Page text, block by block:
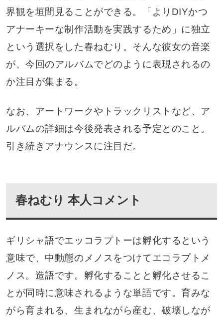
界観を垣間見ることができる。「よりDIYかつ
アナーキーな制作活動を実践するため」に独立
という選択をした春ねむり。そんな彼女の音楽
が、今回のアルバムでどのように表現されるの
か注目が集まる。
なお、アートワークやトラックリストなど、ア
ルバムの詳細は今後発表される予定とのこと。
引き続きアナウンスに注目だ。
春ねむり 本人コメント
ギリシャ語でエッコラプトーは孵化するという
意味で、中動態のメノスをつけてエコラプトメ
ノス。造語です。孵化することと孵化させるこ
とが同時に意味されるような単語です。育みな
がら育まれる、生まれながら産む、破壊しなが